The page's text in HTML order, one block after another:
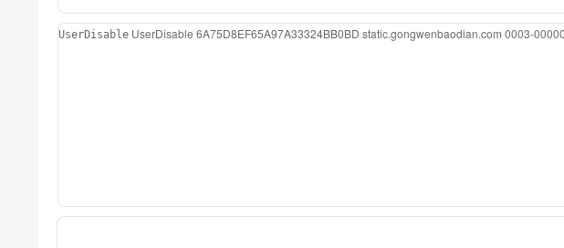
UserDisable UserDisable 6A75D8EF65A97A33324BB0BD static.gongwenbaodian.com 0003-